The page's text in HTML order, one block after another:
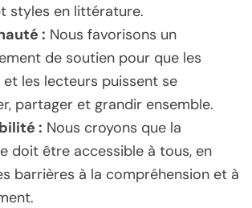
styles en littérature.
: Nous favorisons un
de soutien pour que les
et les lecteurs puissent se
partager et grandir ensemble.
: Nous croyons que la
doit être accessible à tous, en
barrières à la compréhension et à